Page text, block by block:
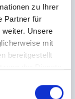
zu Ihrer
Partner für
Unsere
mit
bereitgestellt
von Art. 6
ein
– hierzu
zukommen